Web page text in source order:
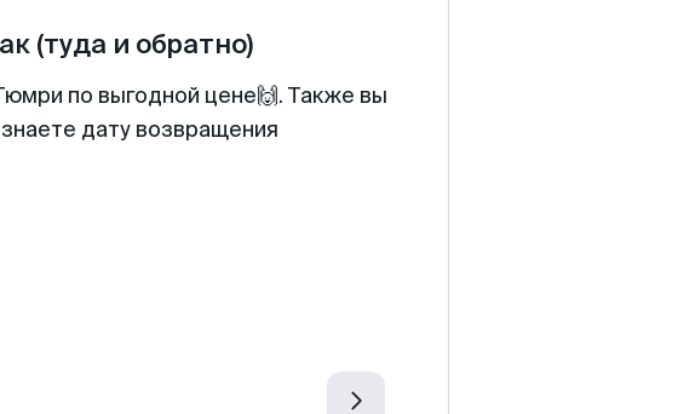
(туда и обратно)
по выгодной цене🙌. Также вы
дату возвращения